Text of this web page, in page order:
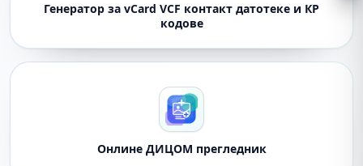
Генератор за vCard VCF контакт датотеке и КР
кодове
Онлине ДИЦОМ прегледник